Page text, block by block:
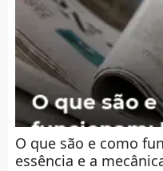
O que são e como
essência e a